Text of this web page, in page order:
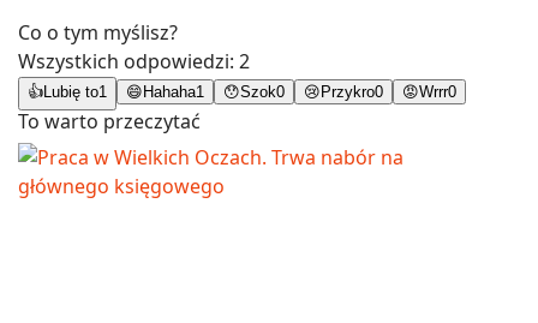
Co o tym myślisz?
Wszystkich odpowiedzi: 2
👍Lubię to1 😄 Hahaha1 😯Szok0 😢 Przykro0 😡Wrrr0
To warto przeczytać